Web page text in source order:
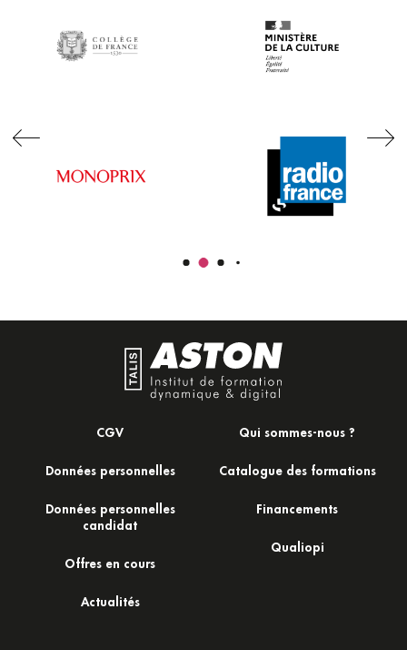
CGV
Données personnelles
Données personnelles
candidat
Offres en cours
Actualités
Qui sommes-nous ?
Catalogue des formations
Financements
Qualiopi